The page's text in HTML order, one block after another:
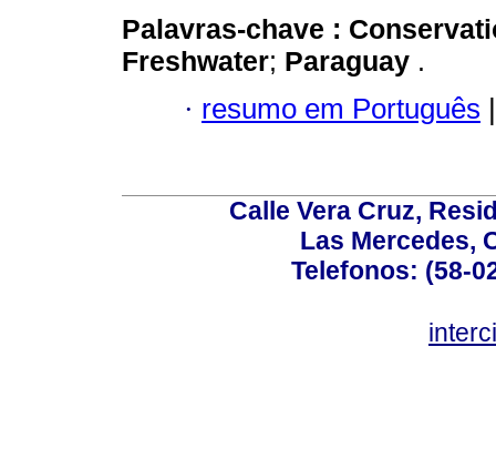
Palavras-chave :
Freshwater; Paraguay .
· resumo em Português |
Calle Vera Cruz,
Las Mercedes,
Telefonos: (58-